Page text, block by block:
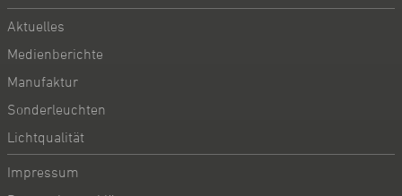
Aktuelles
Medienberichte
Manufaktur
Sonderleuchten
Lichtqualität
Impressum